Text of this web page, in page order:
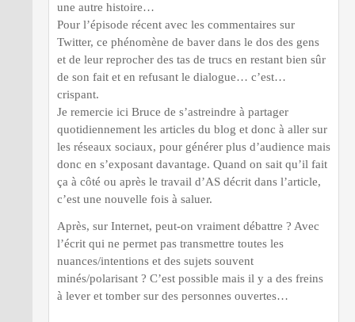
une autre histoire…
Pour l’épisode récent avec les commentaires sur
Twitter, ce phénomène de baver dans le dos des gens
et de leur reprocher des tas de trucs en restant bien sûr
de son fait et en refusant le dialogue… c’est…
crispant.
Je remercie ici Bruce de s’astreindre à partager
quotidiennement les articles du blog et donc à aller sur
les réseaux sociaux, pour générer plus d’audience mais
donc en s’exposant davantage. Quand on sait qu’il fait
ça à côté ou après le travail d’AS décrit dans l’article,
c’est une nouvelle fois à saluer.
Après, sur Internet, peut-on vraiment débattre ? Avec
l’écrit qui ne permet pas transmettre toutes les
nuances/intentions et des sujets souvent
minés/polarisant ? C’est possible mais il y a des freins
à lever et tomber sur des personnes ouvertes…